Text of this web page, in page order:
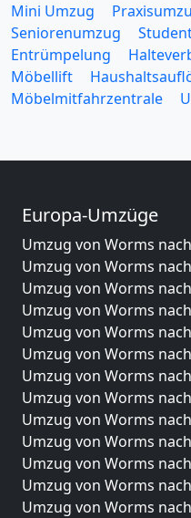
Mini Umzug
Seniorenumzug
Entrümpelung
Möbellift
Möbelmitfahrzentrale
Europa-Umzüge
Umzug von Worms
Umzug von Worms
Umzug von Worms
Umzug von Worms
Umzug von Worms
Umzug von Worms
Umzug von Worms
Umzug von Worms
Umzug von Worms
Umzug von Worms
Umzug von Worms
Umzug von Worms
Umzug von Worms